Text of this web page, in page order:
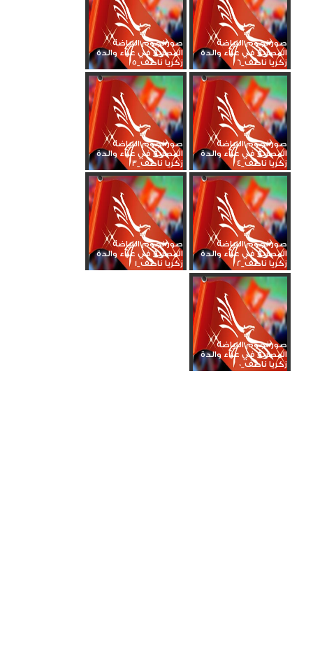
صور نجوم الرياضة
المصرية في عزاء والدة
زكريا ناصف_6
صور نجوم الرياضة
المصرية في عزاء والدة
زكريا ناصف_5
صور نجوم الرياضة
المصرية في عزاء والدة
زكريا ناصف_4
صور نجوم الرياضة
المصرية في عزاء والدة
زكريا ناصف_3
صور نجوم الرياضة
المصرية في عزاء والدة
زكريا ناصف_2
صور نجوم الرياضة
المصرية في عزاء والدة
زكريا ناصف_1
صور نجوم الرياضة
المصرية في عزاء والدة
زكريا ناصف_0